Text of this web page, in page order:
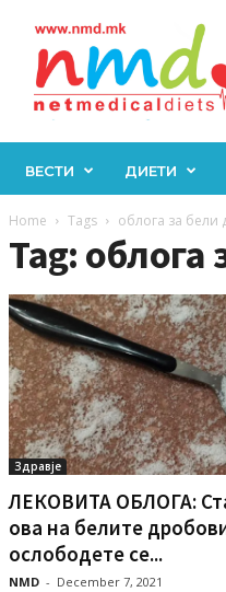
ВЕСТИ ДИЕТИ
Home Tags облога за бели
Tag: облога
Здравје
ЛЕКОВИТА ОБЛОГА:
ова на белите
ослободете се...
NMD - December 7, 2021